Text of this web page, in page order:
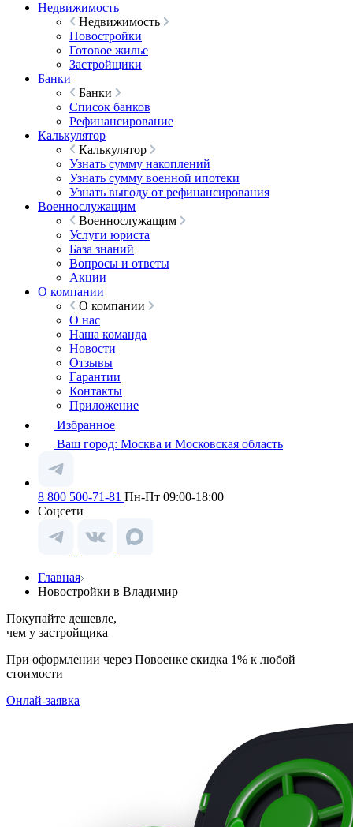
Недвижимость
Недвижимость
Новостройки
Готовое жилье
Застройщики
Банки
Банки
Список банков
Рефинансирование
Калькулятор
Калькулятор
Узнать сумму накоплений
Узнать сумму военной ипотеки
Узнать выгоду от рефинансирования
Военнослужащим
Военнослужащим
Услуги юриста
База знаний
Вопросы и ответы
Акции
О компании
О компании
О нас
Наша команда
Новости
Отзывы
Гарантии
Контакты
Приложение
Избранное
Ваш город: Москва и Московская область
8 800 500-71-81 Пн-Пт 09:00-18:00
Соцсети
Главная
Новостройки в Владимир
Покупайте дешевле,
чем у застройщика
При оформлении через Повоенке скидка 1% к любой
стоимости
Онлай-заявка